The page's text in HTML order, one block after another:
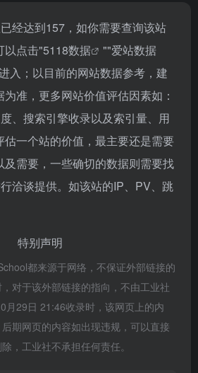
经达到157，如你需要查询该站
以点击"5118数据 ""爱站数据
入；以目前的网站数据参考，建
准，更多网站价值评估因素如：
、搜索引擎收录以及索引量、用
估一个站的价值，最主要还是需要
需要，一些确切的数据则需要找
洽谈提供。如该站的IP、PV、跳
特别声明
都来源于网络，不保证外部链接的
对于该外部链接的指向，不由工业社
月29日 21:46收录时，该网页上的内
期网页的内容如出现违规，可以直接
，工业社不承担任何责任。